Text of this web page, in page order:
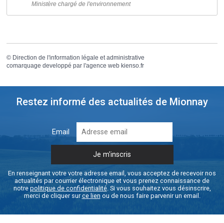
Ministère chargé de l'environnement
© Direction de l'information légale et administrative
comarquage developpé par l'agence web kienso.fr
Restez informé des actualités de Mionnay
Email
En renseignant votre votre adresse email, vous acceptez de recevoir nos
actualités par courrier électronique et vous prenez connaissance de
notre politique de confidentialité. Si vous souhaitez vous désinscrire,
merci de cliquer surce lien ou de nous faire parvenir un email.